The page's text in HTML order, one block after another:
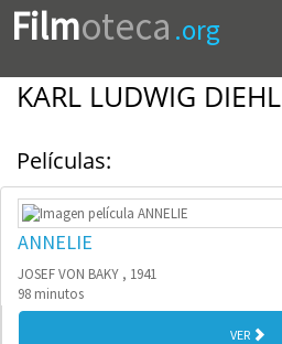
Filmoteca .org
KARL LUDWIG DIEHL
Películas:
ANNELIE
JOSEF VON BAKY , 1941
98 minutos
VER